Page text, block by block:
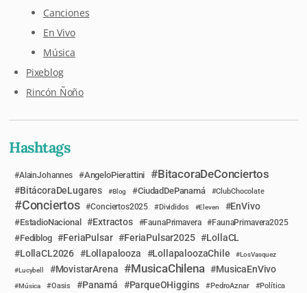
Canciones
En Vivo
Música
Pixeblog
Rincón Ñoño
Hashtags
AlainJohannes AngeloPierattini BitacoraDeConciertos
BitácoraDeLugares Blog CiudadDePanamá ClubChocolate
Conciertos Conciertos2025 Divididos Eleven EnVivo
EstadioNacional Extractos FaunaPrimavera FaunaPrimavera2025
Fediblog FeriaPulsar FeriaPulsar2025
LollaCL
LollaCL2026
Lollapalooza LollapaloozaChile
LosVasquez
Lucybell
MovistarArena MusicaChilena MusicaEnVivo
Música Oasis Panamá ParqueOHiggins PedroAznar
Política